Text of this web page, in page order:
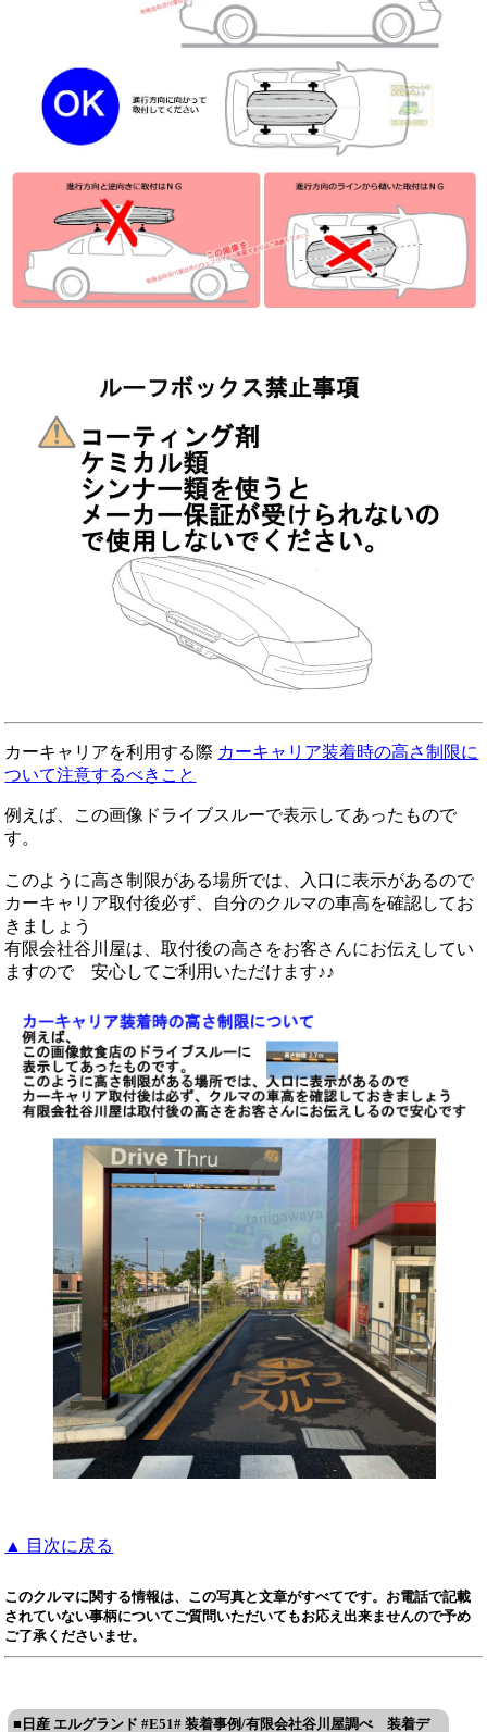
カーキャリアを利用する際 カーキャリア装着時の高さ制限に
ついて注意するべきこと
例えば、この画像ドライブスルーで表示してあったもので
す。
このように高さ制限がある場所では、入口に表示があるので
カーキャリア取付後必ず、自分のクルマの車高を確認してお
きましょう
有限会社谷川屋は、取付後の高さをお客さんにお伝えしてい
ますので 安心してご利用いただけます♪♪
▲ 目次に戻る
このクルマに関する情報は、この写真と文章がすべてです。お電話で記載
されていない事柄についてご質問いただいてもお応え出来ませんので予め
ご了承くださいませ。
■日産 エルグランド #E51# 装着事例/有限会社谷川屋調べ 装着デ